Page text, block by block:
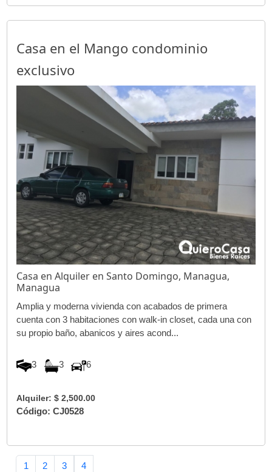
Casa en el Mango condominio
exclusivo
Casa en Alquiler en Santo Domingo, Managua,
Managua
Amplia y moderna vivienda con acabados de primera
cuenta con 3 habitaciones con walk-in closet, cada una con
su propio baño, abanicos y aires acond...
3 3 6
Alquiler: $ 2,500.00
Código: CJ0528
1 2 3 4